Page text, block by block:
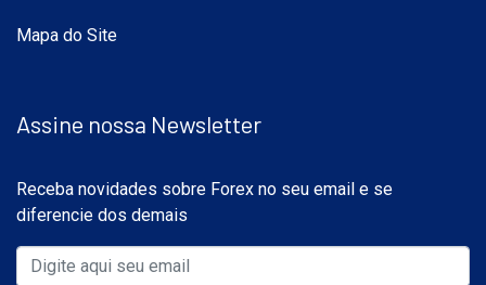
Mapa do Site
Assine nossa Newsletter
Receba novidades sobre Forex no seu email e se
diferencie dos demais